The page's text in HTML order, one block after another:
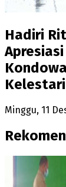
Hadiri
Minggu, 11